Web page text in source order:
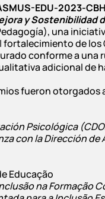
EDU-2023-
y Sostenibilidad
una
de
conforme a
adicional de
fueron
Psicológica
con la Dirección de
Educação
na Formação